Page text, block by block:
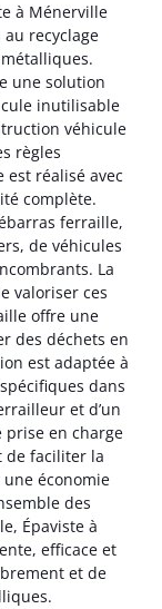
à Ménerville
au recyclage
une solution
inutilisable
véhicule
règles
est réalisé avec
complète.
ferraille,
de véhicules
La
valoriser ces
offre une
des déchets en
est adaptée à
dans
et d’un
prise en charge
de faciliter la
économie
des
Épaviste à
efficace et
et de